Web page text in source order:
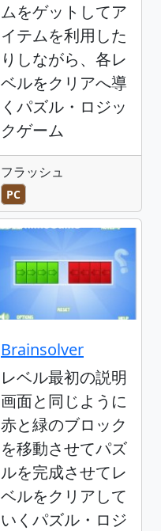
ムをゲットしてア
イテムを利用した
りしながら、各レ
ベルをクリアへ導
くパズル・ロジッ
クゲーム
フラッシュ
PC
Brainsolver
レベル最初の説明
画面と同じように
赤と緑のブロック
を移動させてパズ
ルを完成させてレ
ベルをクリアして
いくパズル・ロジ